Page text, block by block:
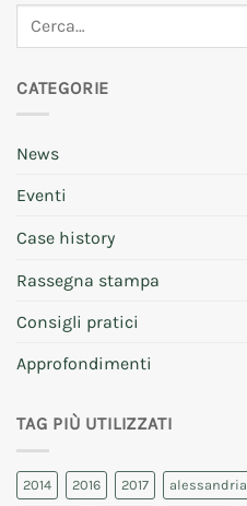
CATEGORIE
News
Eventi
Case history
Rassegna stampa
Consigli pratici
Approfondimenti
TAG PIÙ UTILIZZATI
2014 2016 2017 alessandria